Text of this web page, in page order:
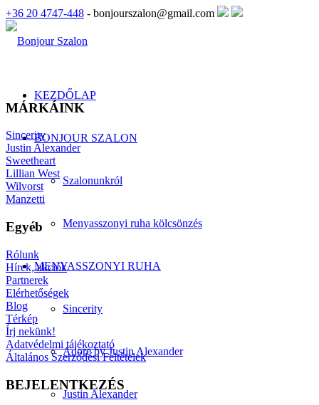
+36 20 4747-448 - bonjourszalon@gmail.com
KEZDŐLAP
BONJOUR SZALON
Szalonunkról
Menyasszonyi ruha kölcsönzés
MENYASSZONYI RUHA
Sincerity
Adore by Justin Alexander
Justin Alexander
MÁRKÁINK
Sincerity
Justin Alexander
Sweetheart
Lillian West
Wilvorst
Manzetti
Egyéb
Rólunk
Hírek, akciók
Partnerek
Elérhetőségek
Blog
Térkép
Írj nekünk!
Adatvédelmi tájékoztató
Általános Szerződési Feltételek
BEJELENTKEZÉS